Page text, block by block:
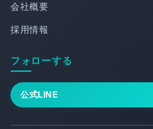
会社概要
採用情報
フォローする
公式LINE